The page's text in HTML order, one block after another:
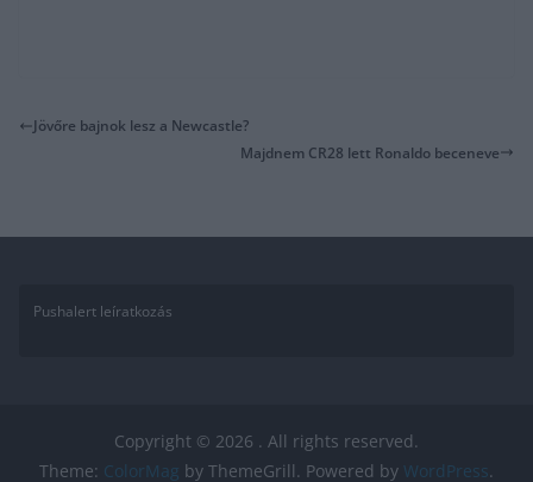
Jövőre bajnok lesz a Newcastle?
Majdnem CR28 lett Ronaldo beceneve
Pushalert leíratkozás
Copyright © 2026 . All rights reserved.
Theme: ColorMag by ThemeGrill. Powered by WordPress.